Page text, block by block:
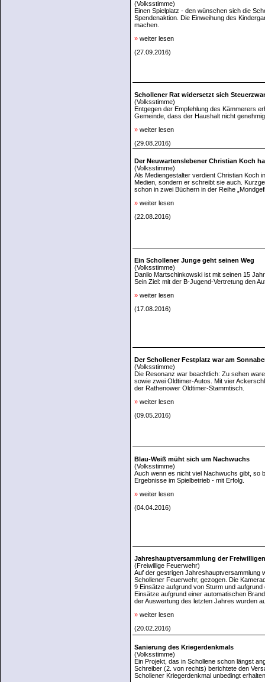
(Volksstimme)
Einen Spielplatz - den wünschen sich die
Spendenaktion. Die Einweihung des
machen.
» weiter lesen
(27.09.2016)
Schollener Rat widersetzt sich
(Volksstimme)
Entgegen der Empfehlung des Kämmerers
Gemeinde, dass der Haushalt nicht
» weiter lesen
(29.08.2016)
Der Neuwartenslebener Christian Koch
(Volksstimme)
Als Mediengestalter verdient Christian Koch
Medien, sondern er schreibt sie auch.
schon in zwei Büchern in der Reihe
» weiter lesen
(22.08.2016)
Ein Schollener Junge geht seinen Weg
(Volksstimme)
Danilo Martschinkowski ist mit seinen 15
Sein Ziel: mit der B-Jugend-Vertretung den
» weiter lesen
(17.08.2016)
Der Schollener Festplatz war am
(Volksstimme)
Die Resonanz war beachtlich: Zu sehen
sowie zwei Oldtimer-Autos. Mit vier
der Rathenower Oldtimer-Stammtisch.
» weiter lesen
(09.05.2016)
Blau-Weiß müht sich um Nachwuchs
(Volksstimme)
Auch wenn es nicht viel Nachwuchs gibt, so
Ergebnisse im Spielbetrieb - mit Erfolg.
» weiter lesen
(04.04.2016)
Jahreshauptversammlung der
(Freiwillige Feuerwehr)
Auf der gestrigen Jahreshauptversammlung
Schollener Feuerwehr, gezogen. Die
9 Einsätze aufgrund von Sturm und
Einsätze aufgrund einer automatischen
der Auswertung des letzten Jahres wurden
» weiter lesen
(20.02.2016)
Sanierung des Kriegerdenkmals
(Volksstimme)
Ein Projekt, das in Schollene schon längst
Schreiber (2. von rechts) berichtete den
Schollener Kriegerdenkmal unbedingt